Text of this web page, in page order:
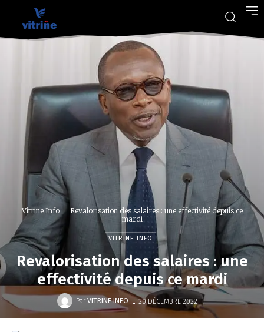
Vitrine Info
Revalorisation des salaires : une effectivité depuis ce
mardi
VITRINE INFO
Revalorisation des salaires : une
effectivité depuis ce mardi
Par VITRINE INFO - 20 DÉCEMBRE 2022